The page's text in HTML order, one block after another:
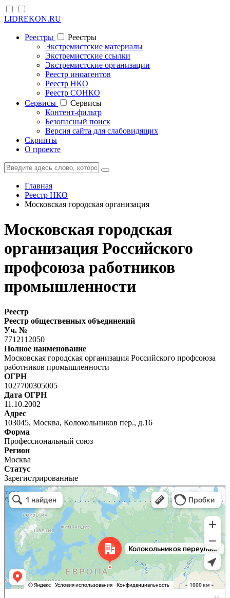
LIDREKON.RU
Реестры
Реестры
Экстремистские материалы
Экстремистские ссылки
Экстремистские организации
Реестр иноагентов
Реестр НКО
Реестр СОНКО
Cервисы
Cервисы
Контент-фильтр
Безопасный поиск
Версия сайта для слабовидящих
Скрипты
О проекте
Главная
Реестр НКО
Московская городская организация
Московская городская
организация Российского
профсоюза работников
промышленности
Реестр
Реестр общественных объединений
Уч. №
7712112050
Полное наименование
Московская городская организация Российского профсоюза
работников промышленности
ОГРН
1027700305005
Дата ОГРН
11.10.2002
Адрес
103045, Москва, Колокольников пер., д.16
Форма
Профессиональный союз
Регион
Москва
Статус
Зарегистрированные